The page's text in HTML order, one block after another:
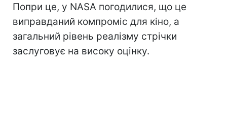
Попри це, у NASA погодилися, що це
виправданий компроміс для кіно, а
загальний рівень реалізму стрічки
заслуговує на високу оцінку.